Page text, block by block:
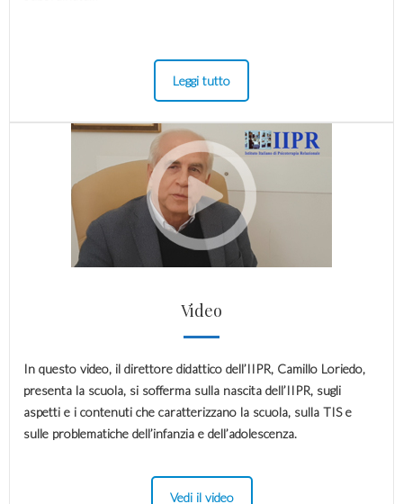
Leggi tutto
Video
In questo video, il direttore didattico dell’IIPR, Camillo Loriedo,
presenta la scuola, si sofferma sulla nascita dell’IIPR, sugli
aspetti e i contenuti che caratterizzano la scuola, sulla TIS e
sulle problematiche dell’infanzia e dell’adolescenza.
Vedi il video